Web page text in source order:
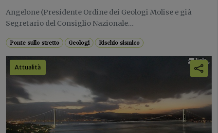
Angelone (Presidente Ordine dei Geologi Molise e già
Segretario del Consiglio Nazionale...
Ponte sullo stretto Geologi Rischio sismico
Attualità